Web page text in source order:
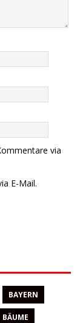
via
E-Mail.
BAYERN
BÄUME